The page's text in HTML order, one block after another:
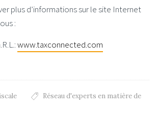
plus d’informations sur le site Internet
:
www.taxconnected.com
Réseau d'experts en matière de